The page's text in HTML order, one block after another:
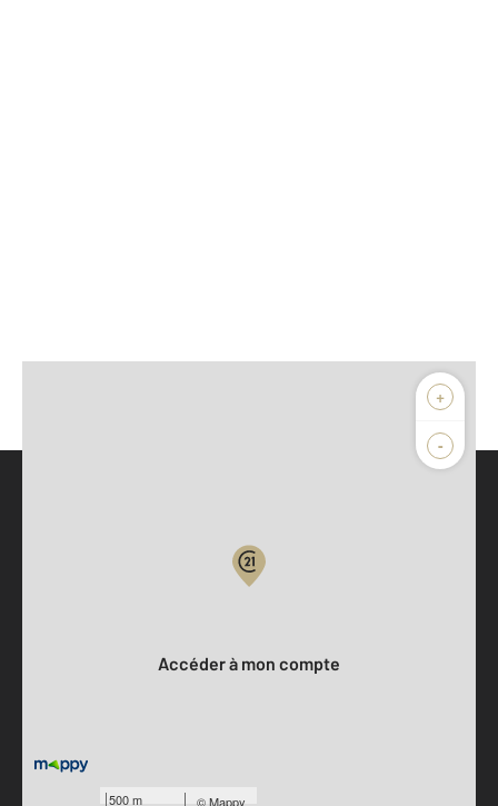
+
-
500 m ©Mappy
Accéder à mon compte
Devenir franchisé